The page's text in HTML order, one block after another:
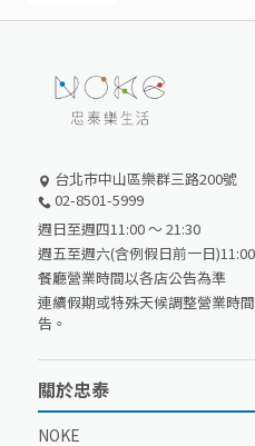
台北市中山區樂群三路200號
02-8501-5999
週日至週四11:00 ～ 21:30
週五至週六(含例假日前一日
餐廳營業時間以各店公告為準
連續假期或特殊天候調整營業時
告。
關於忠泰
NOKE